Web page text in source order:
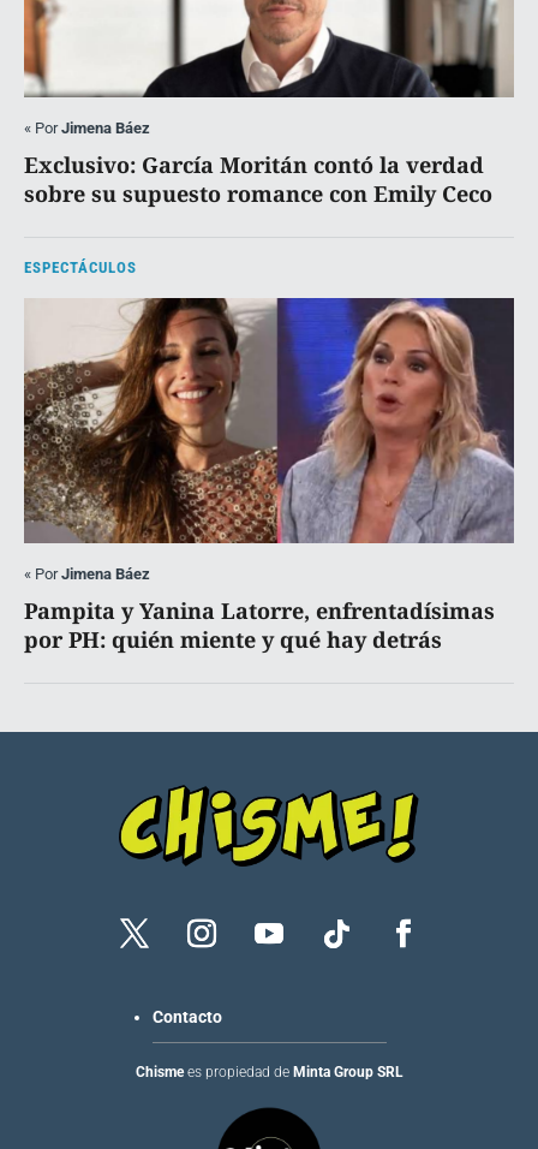
« PorJimena Báez
Exclusivo: García Moritán contó la verdad
sobre su supuesto romance con Emily Ceco
ESPECTÁCULOS
« PorJimena Báez
Pampita y Yanina Latorre, enfrentadísimas
por PH: quién miente y qué hay detrás
Contacto
Chismees propiedad de Minta Group SRL